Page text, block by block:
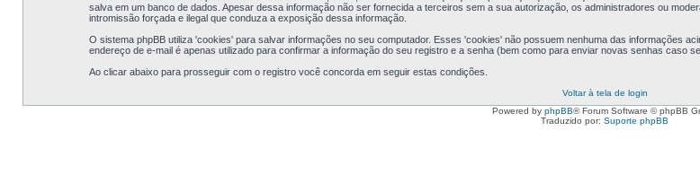
salva em um banco de dados. Apesar dessa informação não ser fornecida a terceiros sem a sua autorização, os administradores ou
intromissão forçada e ilegal que conduza a exposição dessa informação.
O sistema phpBB utiliza 'cookies' para salvar informações no seu computador. Esses 'cookies' não possuem nenhuma das informações
endereço de e-mail é apenas utilizado para confirmar a informação do seu registro e a senha (bem como para enviar novas senhas caso
Ao clicar abaixo para prosseguir com o registro você concorda em seguir estas condições.
Voltar à tela de login
Powered by phpBB® Forum Software © phpBB
Traduzido por: Suporte phpBB